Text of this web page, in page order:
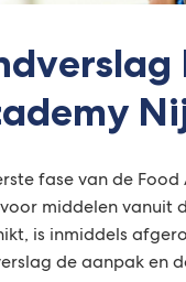
fase van de Food
middelen vanuit
is inmiddels
de aanpak en